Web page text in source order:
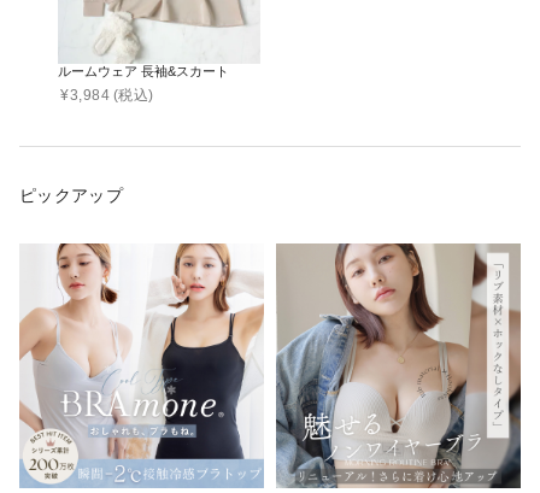
ルームウェア 長袖&スカート
¥3,984 (税込)
ピックアップ